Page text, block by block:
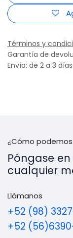
Términos y
Garantía de
Envío: de 2 a 3
¿Cómo
Póngase
cualquier
Llámanos
+52 (98)
+52